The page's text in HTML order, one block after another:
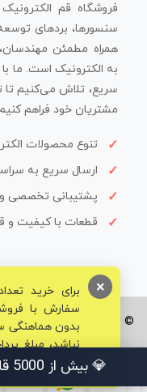
فروشگاه قم الکترونیک
سنسورها، بردهای
همراه مطمئن مهندسان،
به الکترونیک است. ما
سریع، تلاش می‌کنیم تا
مشتریان خود فراهم
تنوع محصولات
ارسال سریع به
پشتیبانی تخصصی و
قطعات با کیفیت و
© تمامی حقوق برای
برای خرید
سفارش با
بدون هماهنگی
نباشد، مبلغ
مالیاتی به
×
💎 بیش از 5000 قلم قطعات الکترونیک و رباتیک